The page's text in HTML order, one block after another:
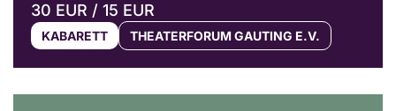
30 EUR / 15 EUR
KABARETT THEATERFORUM GAUTING E.V.